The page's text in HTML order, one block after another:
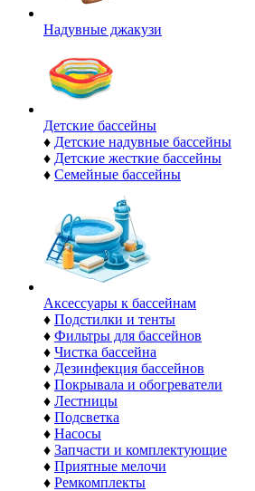
Надувные джакузи
Детские бассейны
♦ Детские надувные бассейны
♦ Детские жесткие бассейны
♦ Семейные бассейны
Аксессуары к бассейнам
♦ Подстилки и тенты
♦ Фильтры для бассейнов
♦ Чистка бассейна
♦ Дезинфекция бассейнов
♦ Покрывала и обогреватели
♦ Лестницы
♦ Подсветка
♦ Насосы
♦ Запчасти и комплектующие
♦ Приятные мелочи
♦ Ремкомплекты